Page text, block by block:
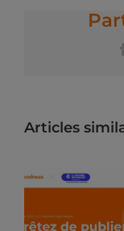
Articles